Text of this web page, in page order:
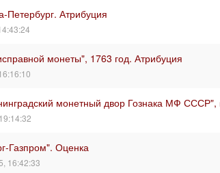
Петербург. Атрибуция
монеты", 1763 год. Атрибуция
монетный двор Гознака МФ СССР",
Газпром". Оценка
16:42:33